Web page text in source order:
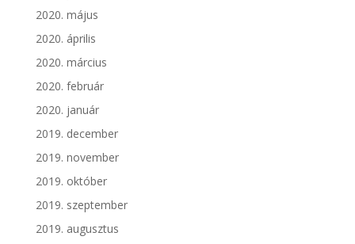
2020. május
2020. április
2020. március
2020. február
2020. január
2019. december
2019. november
2019. október
2019. szeptember
2019. augusztus